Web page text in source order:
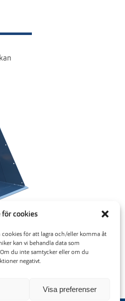
cookies
cookies för att lagra och/eller komma åt
kan vi behandla data som
du inte samtycker eller om du
negativt.
Visa preferenser
och
4 000